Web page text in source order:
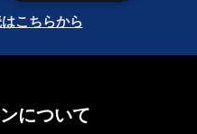
こちらから
について